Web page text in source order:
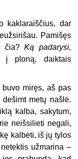
kaklaraiščius, dar
Pamišęs
čia?Ką padarysi,
ploną, daiktais
miręs, aš pas
metų našlė.
kalba, sakytum,
neišsilieti negali,
kalbėti, iš jų tylos
užmarina –